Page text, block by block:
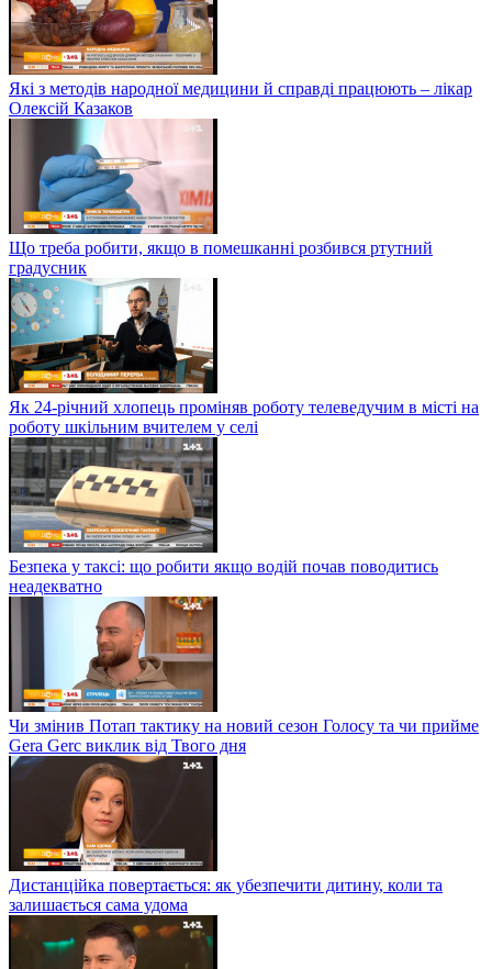
Які з методів народної медицини й справді працюють – лікар
Олексій Казаков
Що треба робити, якщо в помешканні розбився ртутний
градусник
Як 24-річний хлопець проміняв роботу телеведучим в місті на
роботу шкільним вчителем у селі
Безпека у таксі: що робити якщо водій почав поводитись
неадекватно
Чи змінив Потап тактику на новий сезон Голосу та чи прийме
Gera Gerc виклик від Твого дня
Дистанційка повертається: як убезпечити дитину, коли та
залишається сама удома